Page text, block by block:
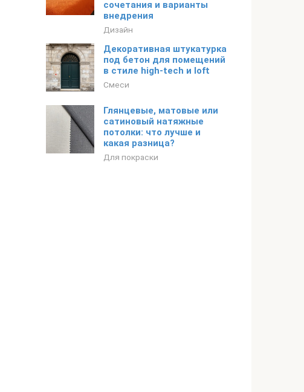
сочетания и варианты
внедрения
Дизайн
Декоративная штукатурка
под бетон для помещений
в стиле high-tech и loft
Смеси
Глянцевые, матовые или
сатиновый натяжные
потолки: что лучше и
какая разница?
Для покраски